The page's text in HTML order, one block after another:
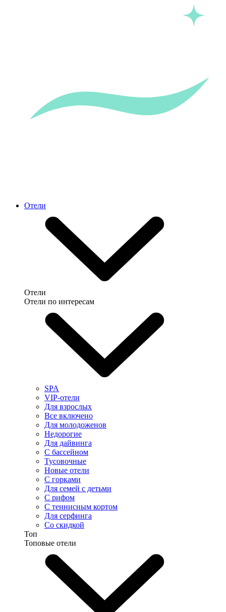
Отели
Отели
Отели по интересам
SPA
VIP-отели
Для взрослых
Все включено
Для молодоженов
Недорогие
Для дайвинга
С бассейном
Тусовочные
Новые отели
С горками
Для семей с детьми
С рифом
С теннисным кортом
Для серфинга
Со скидкой
Топ
Топовые отели